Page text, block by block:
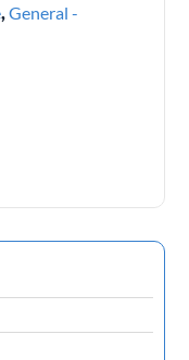
,General -